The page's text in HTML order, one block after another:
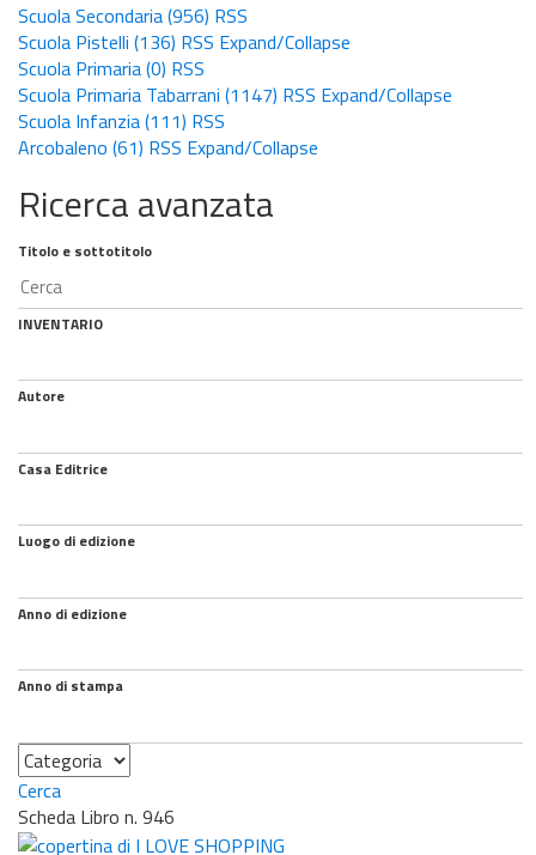
Scuola Secondaria(956) RSS
Scuola Pistelli (136) RSS Expand/Collapse
Scuola Primaria(0) RSS
Scuola Primaria Tabarrani (1147) RSS Expand/Collapse
Scuola Infanzia(111) RSS
Arcobaleno (61) RSS Expand/Collapse
Ricerca avanzata
Titolo e sottotitolo
INVENTARIO
Autore
Casa Editrice
Luogo di edizione
Anno di edizione
Anno di stampa
Categoria
Cerca
Scheda Libro n. 946